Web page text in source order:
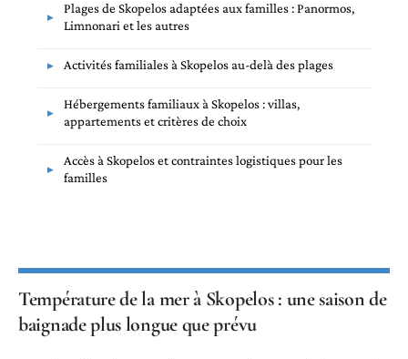
Plages de Skopelos adaptées aux familles : Panormos,
Limnonari et les autres
Activités familiales à Skopelos au-delà des plages
Hébergements familiaux à Skopelos : villas,
appartements et critères de choix
Accès à Skopelos et contraintes logistiques pour les
familles
Température de la mer à Skopelos : une saison de
baignade plus longue que prévu